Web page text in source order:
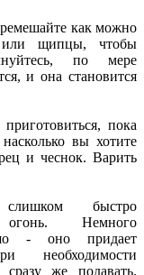
как можно
или щипцы, чтобы
по мере
и она становится
пока
вы хотите
и чеснок. Варить
быстро
огонь. Немного
- оно придает
необходимости
же подавать.